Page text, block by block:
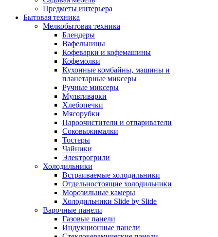
Предметы интерьера
Бытовая техника
Мелкобытовая техника
Блендеры
Вафельницы
Кофеварки и кофемашины
Кофемолки
Кухонные комбайны, машины и
планетарные миксеры
Ручные миксеры
Мультиварки
Хлебопечки
Мясорубки
Пароочистители и отпариватели
Соковыжималки
Тостеры
Чайники
Электрогрили
Холодильники
Встраиваемые холодильники
Отдельностоящие холодильники
Морозильные камеры
Холодильники Slide by Slide
Варочные панели
Газовые панели
Индукционные панели